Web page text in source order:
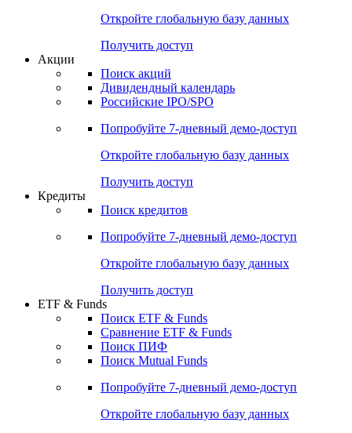
Откройте глобальную базу данных
Получить доступ
Акции
Поиск акций
Дивидендный календарь
Российские IPO/SPO
Попробуйте 7-дневный демо-доступ
Откройте глобальную базу данных
Получить доступ
Кредиты
Поиск кредитов
Попробуйте 7-дневный демо-доступ
Откройте глобальную базу данных
Получить доступ
ETF & Funds
Поиск ETF & Funds
Сравнение ETF & Funds
Поиск ПИФ
Поиск Mutual Funds
Попробуйте 7-дневный демо-доступ
Откройте глобальную базу данных